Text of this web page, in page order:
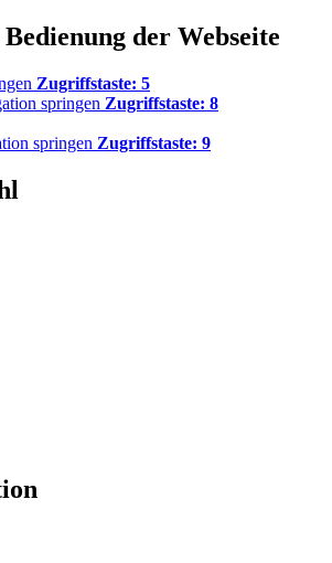
der Webseite
Zugriffstaste: 5
springen Zugriffstaste: 8
springen Zugriffstaste: 9